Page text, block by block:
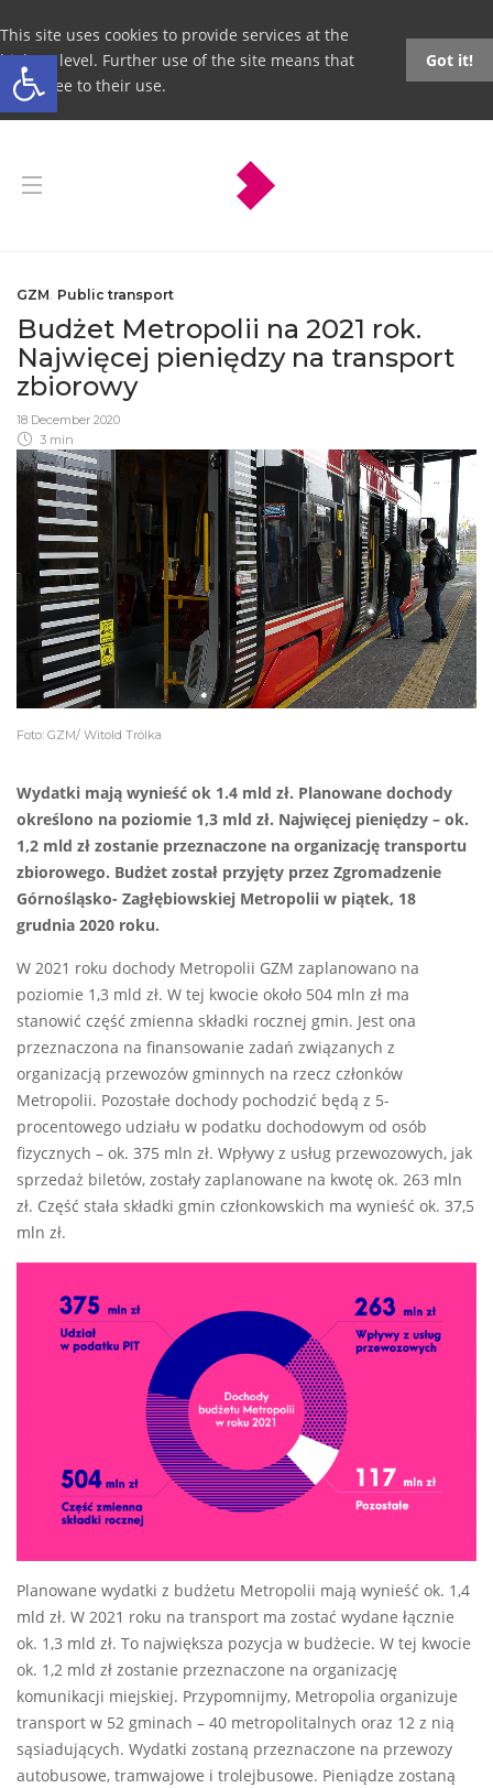
Open toolbar
This site uses cookies to provide services at the
highest level. Further use of the site means that
you agree to their use.
Got it!
GZM, Public transport
Budżet Metropolii na 2021 rok.
Najwięcej pieniędzy na transport
zbiorowy
18 December 2020
3 min
Foto: GZM/ Witold Trólka
Wydatki mają wynieść ok 1.4 mld zł. Planowane dochody
określono na poziomie 1,3 mld zł. Najwięcej pieniędzy – ok.
1,2 mld zł zostanie przeznaczone na organizację transportu
zbiorowego. Budżet został przyjęty przez Zgromadzenie
Górnośląsko- Zagłębiowskiej Metropolii w piątek, 18
grudnia 2020 roku.
W 2021 roku dochody Metropolii GZM zaplanowano na
poziomie 1,3 mld zł. W tej kwocie około 504 mln zł ma
stanowić część zmienna składki rocznej gmin. Jest ona
przeznaczona na finansowanie zadań związanych z
organizacją przewozów gminnych na rzecz członków
Metropolii. Pozostałe dochody pochodzić będą z 5-
procentowego udziału w podatku dochodowym od osób
fizycznych – ok. 375 mln zł. Wpływy z usług przewozowych, jak
sprzedaż biletów, zostały zaplanowane na kwotę ok. 263 mln
zł. Część stała składki gmin członkowskich ma wynieść ok. 37,5
mln zł.
Planowane wydatki z budżetu Metropolii mają wynieść ok. 1,4
mld zł. W 2021 roku na transport ma zostać wydane łącznie
ok. 1,3 mld zł. To największa pozycja w budżecie. W tej kwocie
ok. 1,2 mld zł zostanie przeznaczone na organizację
komunikacji miejskiej. Przypomnijmy, Metropolia organizuje
transport w 52 gminach – 40 metropolitalnych oraz 12 z nią
sąsiadujących. Wydatki zostaną przeznaczone na przewozy
autobusowe, tramwajowe i trolejbusowe. Pieniądze zostaną